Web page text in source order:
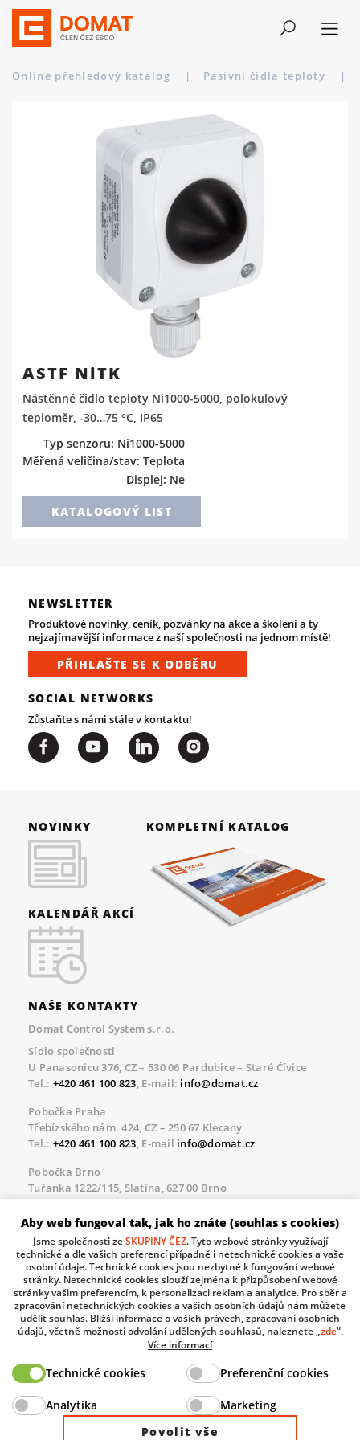
Online přehledový katalog | Pasivní čidla teploty |
ASTF NiTK
Nástěnné čidlo teploty Ni1000-5000, polokulový
teploměr, -30…75 °C, IP65
Typ senzoru: Ni1000-5000
Měřená veličina/stav: Teplota
Displej: Ne
KATALOGOVÝ LIST
NEWSLETTER
Produktové novinky, ceník, pozvánky na akce a školení a ty
nejzajímavější informace z naší společnosti na jednom místě!
PŘIHLAŠTE SE K ODBĚRU
SOCIAL NETWORKS
Zůstaňte s námi stále v kontaktu!
NOVINKY
KALENDÁŘ AKCÍ
KOMPLETNÍ KATALOG
NAŠE KONTAKTY
Domat Control System s.r.o.
Sídlo společnosti
U Panasonicu 376, CZ – 530 06 Pardubice – Staré Čívice
Tel.: +420 461 100 823, E-mail: info@domat.cz
Pobočka Praha
Třebízského nám. 424, CZ – 250 67 Klecany
Tel.: +420 461 100 823, E-mail info@domat.cz
Pobočka Brno
Tuřanka 1222/115, Slatina, 627 00 Brno
Tel.:+420 461 100 823, E-mailinfo@domat.cz
Servisní linka pro námi realizované akce
Po – Pá 8.30 – 17.00
tel:+420 733 421 878, E-mailservis@domat.cz
Technická podpora:
Tel.:+420 461 100 666 , WhatsApp:+420 603 735 402
Informace o zpracovávaných osobních údajích.
Ministry of Industry and Trade of the Czech Republic
Aby web fungoval tak, jak ho znáte (souhlas s cookies)
Jsme společnosti zeSKUPINY ČEZ. Tyto webové stránky využívají
technické a dle vašich preferencí případně i netechnické cookies a vaše
osobní údaje. Technické cookies jsou nezbytné k fungování webové
stránky. Netechnické cookies slouží zejména k přizpůsobení webové
stránky vašim preferencím, k personalizaci reklam a analytice. Pro sběr a
zpracování netechnických cookies a vašich osobních údajů nám můžete
udělit souhlas. Bližší informace o vašich právech, zpracování osobních
údajů, včetně možnosti odvolání udělených souhlasů, naleznete „zde“.
Více informací
Technické cookies Preferenční cookies
Analytika
Marketing
Povolit vše